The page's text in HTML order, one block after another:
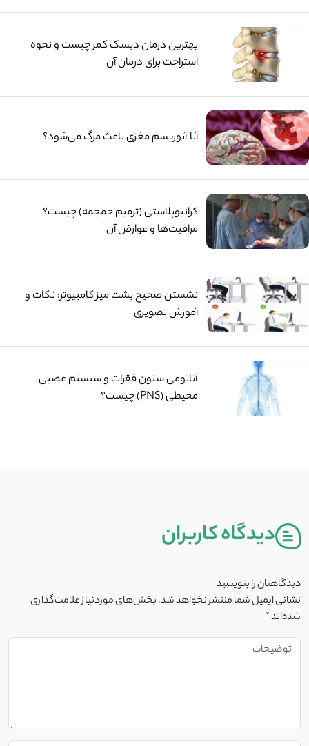
بهترین درمان دیسک کمر چیست و نحوه
استراحت برای درمان آن
آیا آنوریسم مغزی باعث مرگ می‌شود؟
کرانیوپلاستی (ترمیم جمجمه) چیست؟
مراقبت‌ها و عوارض آن
نشستن صحیح پشت میز کامپیوتر: نکات و
آموزش تصویری
آناتومی ستون فقرات و سیستم عصبی
محیطی (PNS) چیست؟
دیدگاه کاربران
دیدگاهتان را بنویسید
نشانی ایمیل شما منتشر نخواهد شد.بخش‌های موردنیاز علامت‌گذاری
شده‌اند*